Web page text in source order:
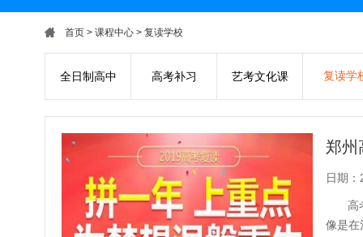
首页 > 课程中心 > 复读学校
全日制高中 高考补习 艺考文化课 复读学
郑州
日期
高
像是在